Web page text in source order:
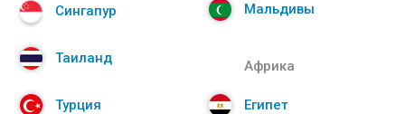
Мальдивы
Сингапур
Таиланд
Турция
Африка
Египет